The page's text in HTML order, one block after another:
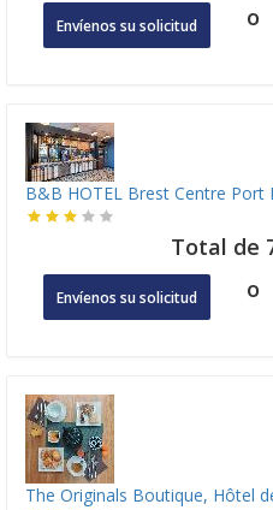
Envíenos su solicitud o
B&B HOTEL Brest Centre Port
Total de
Envíenos su solicitud o
The Originals Boutique, Hôtel